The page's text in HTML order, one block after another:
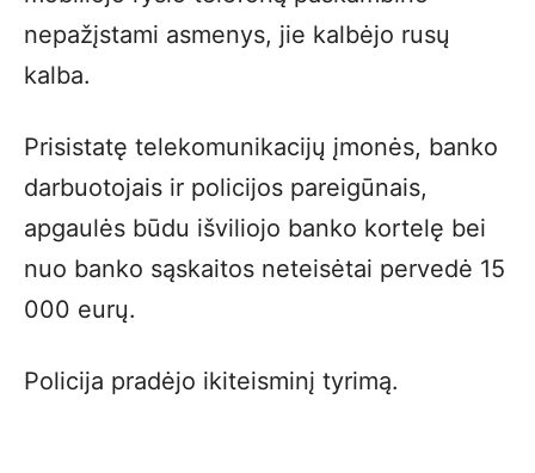
nepažįstami asmenys, jie kalbėjo rusų
kalba.
Prisistatę telekomunikacijų įmonės, banko
darbuotojais ir policijos pareigūnais,
apgaulės būdu išviliojo banko kortelę bei
nuo banko sąskaitos neteisėtai pervedė 15
000 eurų.
Policija pradėjo ikiteisminį tyrimą.